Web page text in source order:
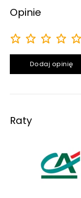
Opinie
Dodaj opinię
Raty